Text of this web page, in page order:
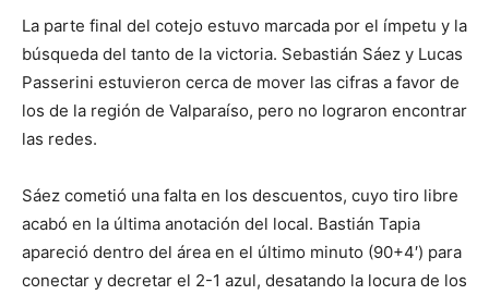
La parte final del cotejo estuvo marcada por el ímpetu y la
búsqueda del tanto de la victoria. Sebastián Sáez y Lucas
Passerini estuvieron cerca de mover las cifras a favor de
los de la región de Valparaíso, pero no lograron encontrar
las redes.
Sáez cometió una falta en los descuentos, cuyo tiro libre
acabó en la última anotación del local. Bastián Tapia
apareció dentro del área en el último minuto (90+4′) para
conectar y decretar el 2-1 azul, desatando la locura de los